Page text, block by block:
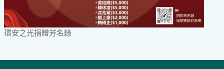
環安之光捐贈芳名錄